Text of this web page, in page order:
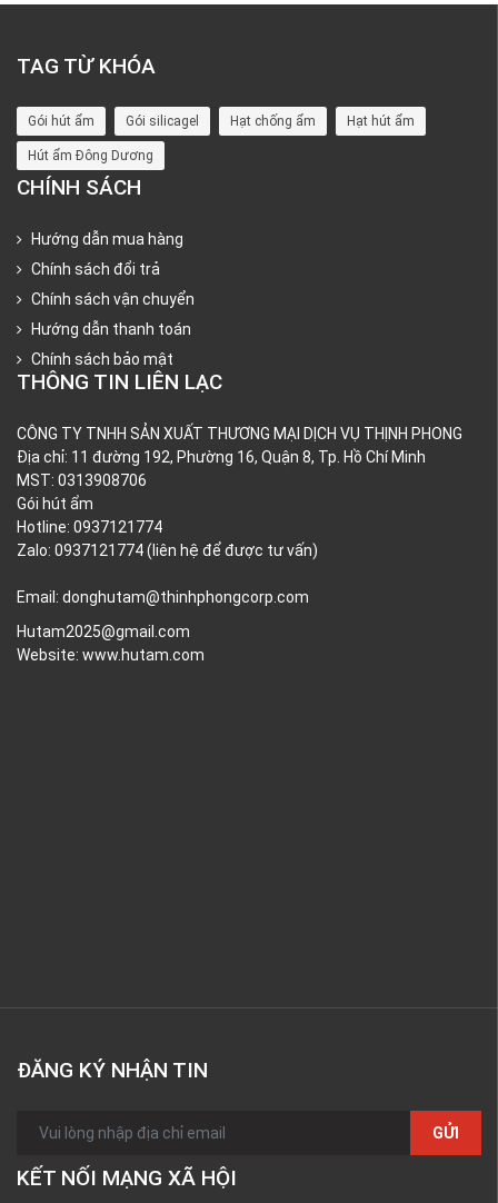
TAG TỪ KHÓA
Gói hút ẩm Gói silicagel Hạt chống ẩm Hạt hút ẩm
Hút ẩm Đông Dương
CHÍNH SÁCH
Hướng dẫn mua hàng
Chính sách đổi trả
Chính sách vận chuyển
Hướng dẫn thanh toán
Chính sách bảo mật
THÔNG TIN LIÊN LẠC
CÔNG TY TNHH SẢN XUẤT THƯƠNG MẠI DỊCH VỤ THỊNH PHONG
Địa chỉ: 11 đường 192, Phường 16, Quận 8, Tp. Hồ Chí Minh
MST: 0313908706
Gói hút ẩm
Hotline: 0937121774
Zalo: 0937121774 (liên hệ để được tư vấn)
Email: donghutam@thinhphongcorp.com
Hutam2025@gmail.com
Website: www.hutam.com
ĐĂNG KÝ NHẬN TIN
GỬI
KẾT NỐI MẠNG XÃ HỘI